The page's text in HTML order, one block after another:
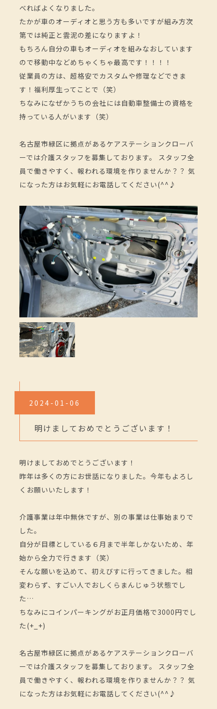
べればよくなりました。
たかが車のオーディオと思う方も多いですが組み方次
第では純正と雲泥の差になりますよ！
もちろん自分の車もオーディオを組みなおしています
ので移動中などめちゃくちゃ最高です！！！！
従業員の方は、超格安でカスタムや修理などできま
す！福利厚生ってことで（笑）
ちなみになぜかうちの会社には自動車整備士の資格を
持っている人がいます（笑）
名古屋市緑区に拠点があるケアステーションクローバ
ーでは介護スタッフを募集しております。 スタッフ全
員で働きやすく、報われる環境を作りませんか？？ 気
になった方はお気軽にお電話してください(^^♪
2024-01-06
明けましておめでとうございます！
明けましておめでとうございます！
昨年は多くの方にお世話になりました。今年もよろし
くお願いいたします！
介護事業は年中無休ですが、別の事業は仕事始まりで
した。
自分が目標としている６月まで半年しかないため、年
始から全力で行きます（笑）
そんな願いを込めて、初えびすに行ってきました。相
変わらず、すごい人でおしくらまんじゅう状態でし
た…
ちなみにコインパーキングがお正月価格で3000円でし
た(+_+)
名古屋市緑区に拠点があるケアステーションクローバ
ーでは介護スタッフを募集しております。 スタッフ全
員で働きやすく、報われる環境を作りませんか？？ 気
になった方はお気軽にお電話してください(^^♪